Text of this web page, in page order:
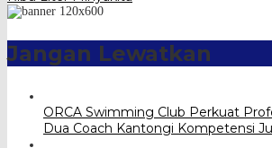
Jangan Lewatkan
ORCA Swimming Club Perkuat
Dua Coach Kantongi Kompetensi